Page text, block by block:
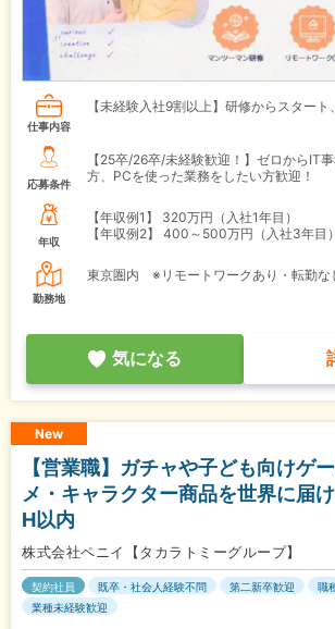
仕事内容
【未経験入社9割以上】研修からスタート
応募条件
【25卒/26卒/未経験歓迎！】ゼロからIT
方、PCを使った業務をしたい方歓迎！
年収
【年収例1】
320万円（入社1年目）
【年収例2】
400～500万円（入社3年目）
勤務地
東京圏内 ※リモートワークあり・転勤な
気になる
New
【営業職】ガチャや子ども向けゲ
メ・キャラクター商品を世界に届
H以内
株式会社ペニイ【タカラトミーグループ】
契約社員 既卒・社会人経験不問 第二新卒歓迎
職
業種未経験歓迎